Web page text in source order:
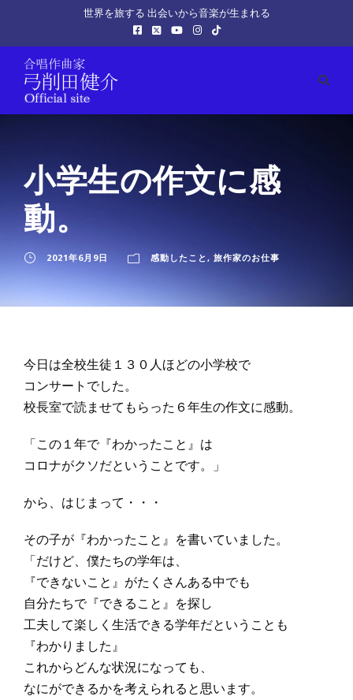
世界を旅する 出会いから音楽が生まれる
小学生の作文に感
動。
2021年6月9日 感動したこと , 旅作家のお仕事
今日は全校生徒１３０人ほどの小学校で
コンサートでした。
校長室で読ませてもらった６年生の作文に感動。
「この１年で『わかったこと』は
コロナがクソだということです。」
から、はじまって・・・
その子が『わかったこと』を書いていました。
「だけど、僕たちの学年は、
『できないこと』がたくさんある中でも
自分たちで『できること』を探し
工夫して楽しく生活できる学年だということも
『わかりました』
これからどんな状況になっても、
なにができるかを考えられると思います。